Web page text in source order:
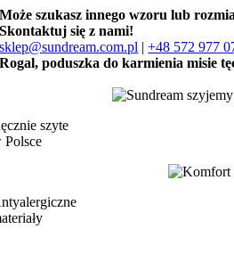
Może szukasz innego wzoru lub
Skontaktuj się z nami!
sklep@sundream.com.pl |+48 572 977
Rogal, poduszka do karmienia misie
szyte
Polsce